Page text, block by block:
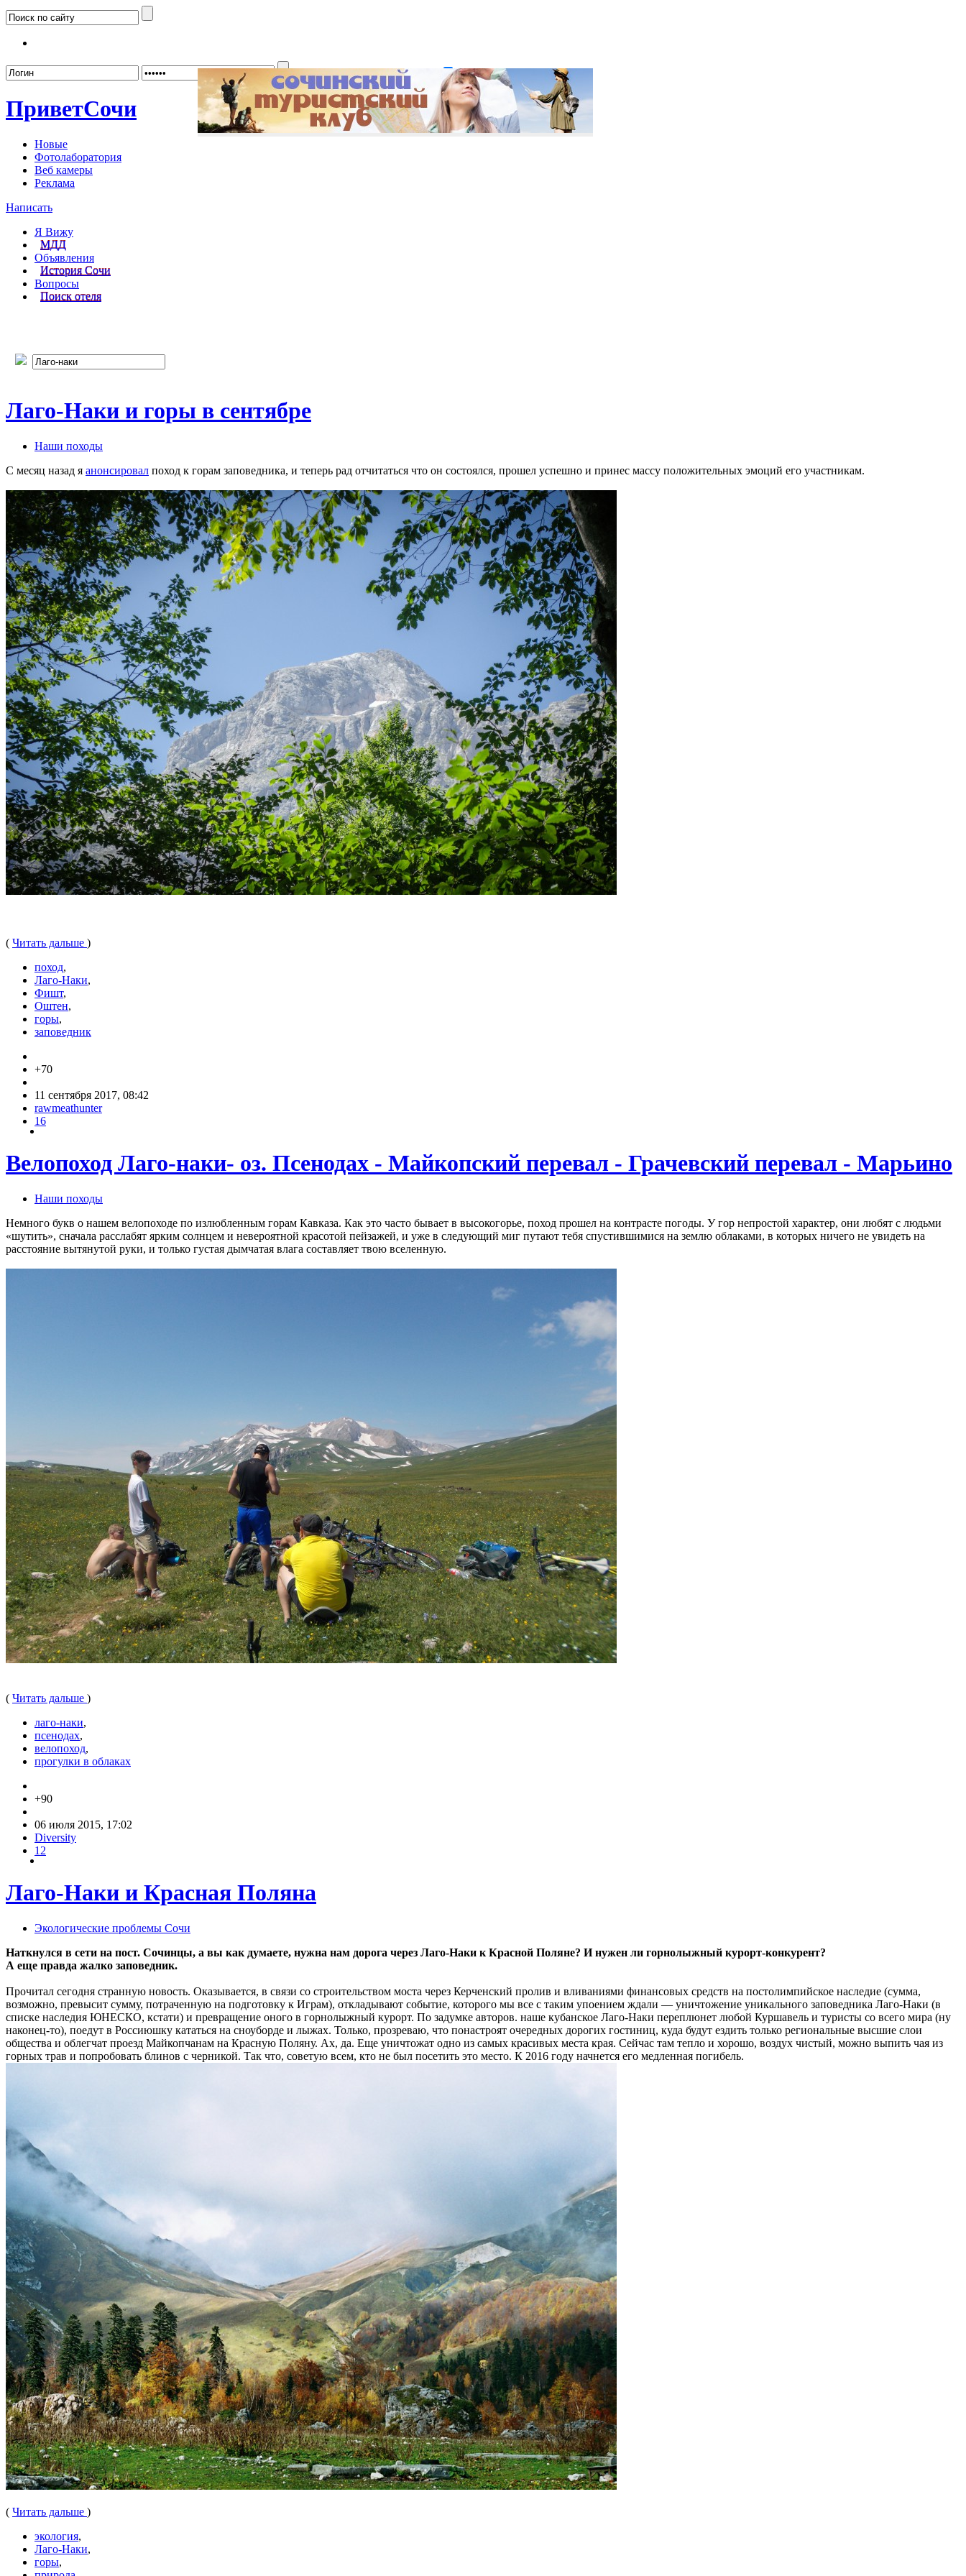
Забыли пароль? Регистрация
ПриветСочи
Новые
Фотолаборатория
Веб камеры
Реклама
Написать
Я Вижу
МДД
Объявления
История Сочи
Вопросы
Поиск отеля
Лаго-Наки и горы в сентябре
Наши походы
С месяц назад я анонсировал поход к горам заповедника, и теперь рад отчитаться что он состоялся, прошел успешно и принес массу положительных эмоций его участникам.
( Читать дальше )
поход,
Лаго-Наки,
Фишт,
Оштен,
горы,
заповедник
+70
11 сентября 2017, 08:42
rawmeathunter
16
Велопоход Лаго-наки- оз. Псенодах - Майкопский перевал - Грачевский перевал - Марьино
Наши походы
Немного букв о нашем велопоходе по излюбленным горам Кавказа. Как это часто бывает в высокогорье, поход прошел на контрасте погоды. У гор непростой характер, они любят с людьми
«шутить», сначала расслабят ярким солнцем и невероятной красотой пейзажей, и уже в следующий миг путают тебя спустившимися на землю облаками, в которых ничего не увидеть на
расстояние вытянутой руки, и только густая дымчатая влага составляет твою вселенную.
( Читать дальше )
лаго-наки,
псенодах,
велопоход,
прогулки в облаках
+90
06 июля 2015, 17:02
Diversity
12
Лаго-Наки и Красная Поляна
Экологические проблемы Сочи
Наткнулся в сети на пост. Сочинцы, а вы как думаете, нужна нам дорога через Лаго-Наки к Красной Поляне? И нужен ли горнолыжный курорт-конкурент?
А еще правда жалко заповедник.
Прочитал сегодня странную новость. Оказывается, в связи со строительством моста через Керченский пролив и вливаниями финансовых средств на постолимпийское наследие (сумма,
возможно, превысит сумму, потраченную на подготовку к Играм), откладывают событие, которого мы все с таким упоением ждали — уничтожение уникального заповедника Лаго-Наки (в
списке наследия ЮНЕСКО, кстати) и превращение оного в горнолыжный курорт. По задумке авторов. наше кубанское Лаго-Наки переплюнет любой Куршавель и туристы со всего мира (ну
наконец-то), поедут в Россиюшку кататься на сноуборде и лыжах. Только, прозреваю, что понастроят очередных дорогих гостиниц, куда будут ездить только региональные высшие слои
общества и облегчат проезд Майкопчанам на Красную Поляну. Ах, да. Еще уничтожат одно из самых красивых места края. Сейчас там тепло и хорошо, воздух чистый, можно выпить чая из
горных трав и попробовать блинов с черникой. Так что, советую всем, кто не был посетить это место. К 2016 году начнется его медленная погибель.
( Читать дальше )
экология,
Лаго-Наки,
горы,